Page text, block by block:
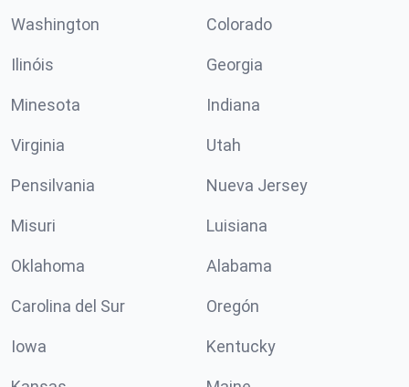
Washington Colorado
Ilinóis Georgia
Minesota Indiana
Virginia Utah
Pensilvania Nueva Jersey
Misuri Luisiana
Oklahoma Alabama
Carolina del Sur Oregón
Iowa Kentucky